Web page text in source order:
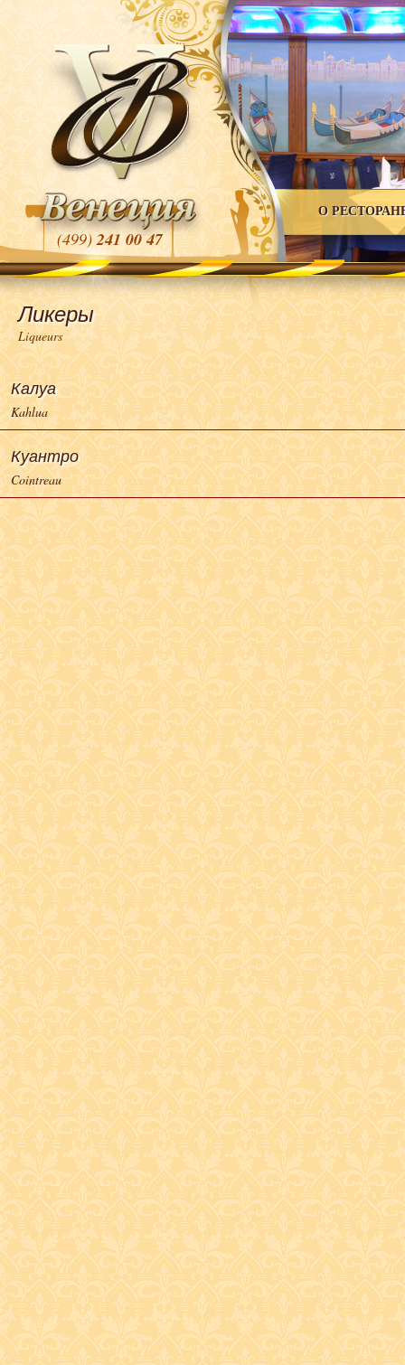
(499)241 00 47
О
Ликеры
Liqueurs
Калуа
Kahlua
Куантро
Cointreau